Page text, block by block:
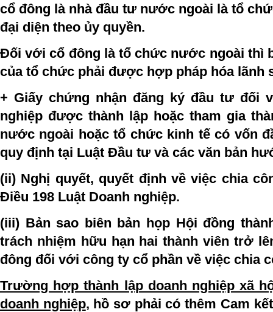
cổ đông là nhà đầu tư nước ngoài là tổ
đại diện theo ủy quyền.
Đối với cổ đông là tổ chức nước ngoài thì
của tổ chức phải được hợp pháp hóa lãnh
+ Giấy chứng nhận đăng ký đầu tư đối
nghiệp được thành lập hoặc tham gia
nước ngoài hoặc tổ chức kinh tế có vốn
quy định tại Luật Đầu tư và các văn bản
(ii) Nghị quyết, quyết định về việc chia
Điều 198 Luật Doanh nghiệp.
(iii) Bản sao biên bản họp Hội đồng
trách nhiệm hữu hạn hai thành viên trở
đông đối với công ty cổ phần về việc chia
Trường hợp thành lập doanh nghiệp xã
doanh nghiệp, hồ sơ phải có thêm Cam